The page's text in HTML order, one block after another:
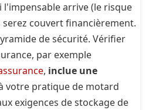
arrive (le risque
serez couvert financièrement.
de sécurité. Vérifier
par exemple
, inclue une
votre pratique de motard
exigences de stockage de